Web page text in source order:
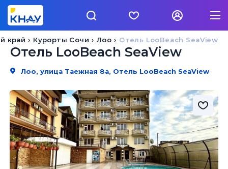
Отель LooBeach SeaView
Лоо
Курорты Сочи
край
Отель LooBeach SeaView
Лоо, улица Таежная 8а, Отель LooBeach SeaView